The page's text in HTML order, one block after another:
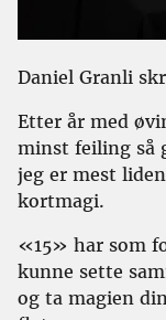
Daniel Granli
Etter år med
minst feiling så
jeg er mest
kortmagi.
«15» har som
kunne sette
og ta magien